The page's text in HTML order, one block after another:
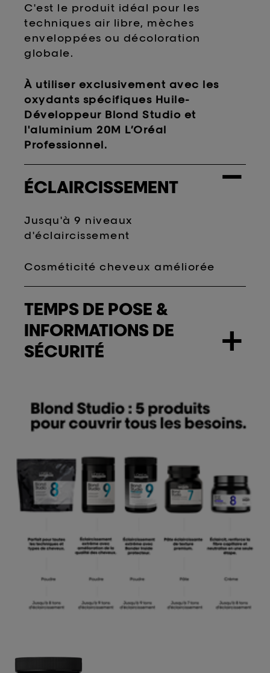
C'est le produit idéal pour les
techniques air libre, mèches
enveloppées ou décoloration
globale.
À utiliser exclusivement avec les
oxydants spécifiques Huile-
Développeur Blond Studio et
l'aluminium 20M L’Oréal
Professionnel.
ÉCLAIRCISSEMENT −
Jusqu'à 9 niveaux
d'éclaircissement
Cosméticité cheveux améliorée
TEMPS DE POSE &
INFORMATIONS DE
SÉCURITÉ
+